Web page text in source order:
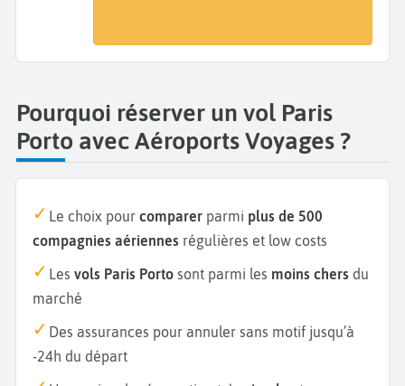
Pourquoi réserver un vol Paris
Porto avec Aéroports Voyages ?
Le choix pour comparer parmi plus de 500
compagnies aériennes régulières et low costs
Les vols Paris Porto sont parmi les moins chers du
marché
Des assurances pour annuler sans motif jusqu’à
-24h du départ